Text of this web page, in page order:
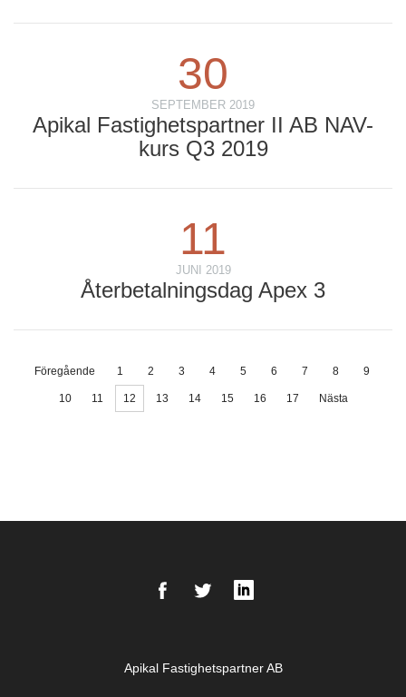
30
SEPTEMBER 2019
Apikal Fastighetspartner II AB NAV-
kurs Q3 2019
11
JUNI 2019
Återbetalningsdag Apex 3
Föregående 1 2 3 4 5 6 7 8 9
10 11 12 13 14 15 16 17 Nästa
FacebookTwitter LinkedIn
Apikal Fastighetspartner AB